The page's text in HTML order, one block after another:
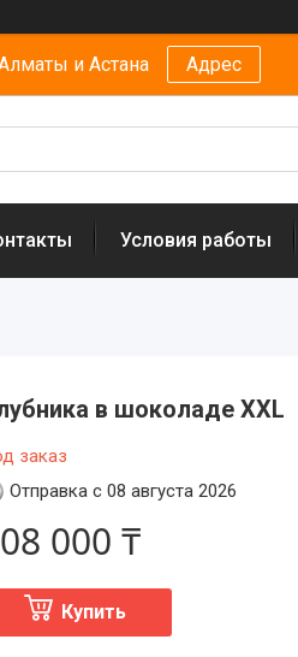
и Астана Адрес
Условия работы
в шоколаде XXL
заказ
Отправка с 08 августа 2026
000 ₸
Купить